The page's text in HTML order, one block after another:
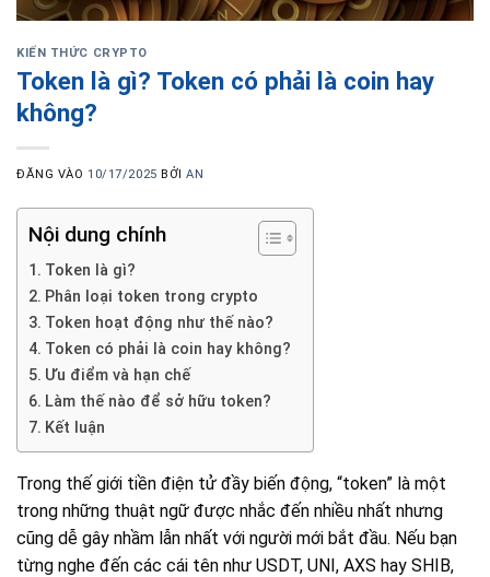
KIẾN THỨC CRYPTO
Token là gì? Token có phải là coin hay
không?
ĐĂNG VÀO10/17/2025 BỞIAN
Nội dung chính
Token là gì?
Phân loại token trong crypto
Token hoạt động như thế nào?
Token có phải là coin hay không?
Ưu điểm và hạn chế
Làm thế nào để sở hữu token?
Kết luận
Trong thế giới tiền điện tử đầy biến động, “token” là một
trong những thuật ngữ được nhắc đến nhiều nhất nhưng
cũng dễ gây nhầm lẫn nhất với người mới bắt đầu. Nếu bạn
từng nghe đến các cái tên như USDT, UNI, AXS hay SHIB,